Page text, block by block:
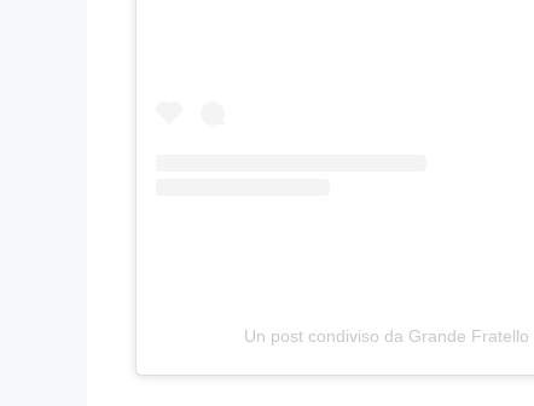
Un post condiviso da Grande